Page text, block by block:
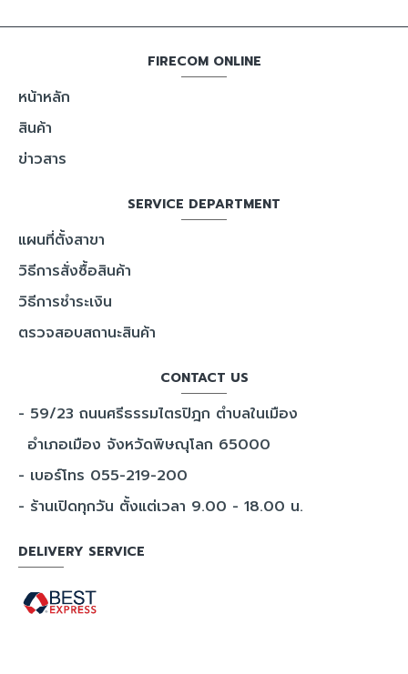
FIRECOM ONLINE
หน้าหลัก
สินค้า
ข่าวสาร
SERVICE DEPARTMENT
แผนที่ตั้งสาขา
วิธีการสั่งซื้อสินค้า
วิธีการชำระเงิน
ตรวจสอบสถานะสินค้า
CONTACT US
- 59/23 ถนนศรีธรรมไตรปิฎก ตำบลในเมือง
อำเภอเมือง จังหวัดพิษณุโลก 65000
- เบอร์โทร 055-219-200
- ร้านเปิดทุกวัน ตั้งแต่เวลา 9.00 - 18.00 น.
DELIVERY SERVICE